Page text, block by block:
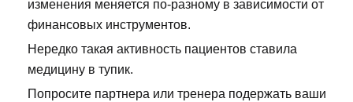
изменения меняется по-разному в зависимости от
финансовых инструментов.
Нередко такая активность пациентов ставила
медицину в тупик.
Попросите партнера или тренера подержать ваши